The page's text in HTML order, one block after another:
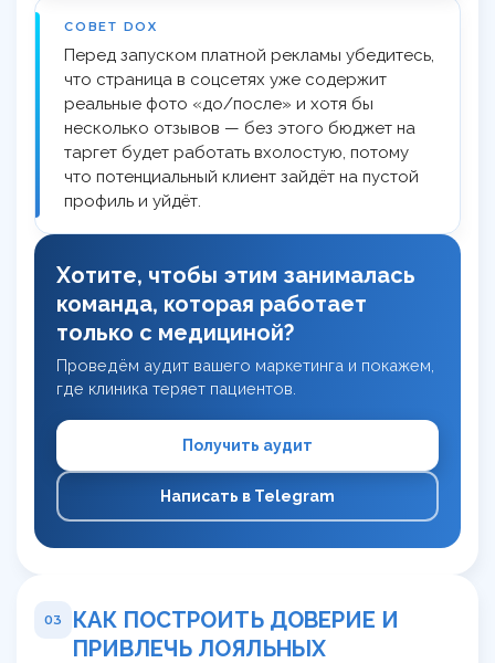
СОВЕТ DOX
Перед запуском платной рекламы убедитесь,
что страница в соцсетях уже содержит
реальные фото «до/после» и хотя бы
несколько отзывов — без этого бюджет на
таргет будет работать вхолостую, потому
что потенциальный клиент зайдёт на пустой
профиль и уйдёт.
Хотите, чтобы этим занималась
команда, которая работает
только с медициной?
Проведём аудит вашего маркетинга и покажем,
где клиника теряет пациентов.
Получить аудит
Написать в Telegram
03
КАК ПОСТРОИТЬ ДОВЕРИЕ И
ПРИВЛЕЧЬ ЛОЯЛЬНЫХ